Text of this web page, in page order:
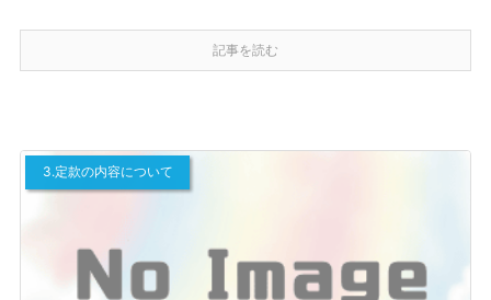
記事を読む
3.定款の内容について